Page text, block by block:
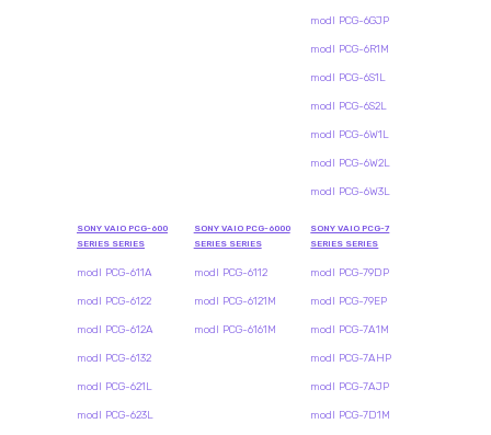
modl PCG-6GJP
modl PCG-6R1M
modl PCG-6S1L
modl PCG-6S2L
modl PCG-6W1L
modl PCG-6W2L
modl PCG-6W3L
SONY VAIO PCG-600
SERIES SERIES
modl PCG-611A
modl PCG-6122
modl PCG-612A
modl PCG-6132
modl PCG-621L
modl PCG-623L
SONY VAIO PCG-6000
SERIES SERIES
modl PCG-6112
modl PCG-6121M
modl PCG-6161M
SONY VAIO PCG-7
SERIES SERIES
modl PCG-79DP
modl PCG-79EP
modl PCG-7A1M
modl PCG-7AHP
modl PCG-7AJP
modl PCG-7D1M